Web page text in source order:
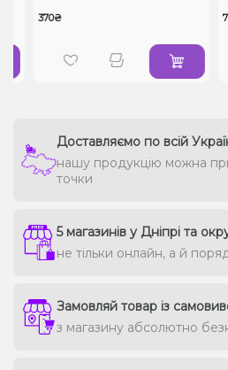
370₴
Доставляємо по всій
нашу продукцію можна
точки
5 магазинів у Дніпрі та
не тільки онлайн, а й
Замовляй товар із
з магазину абсолютно